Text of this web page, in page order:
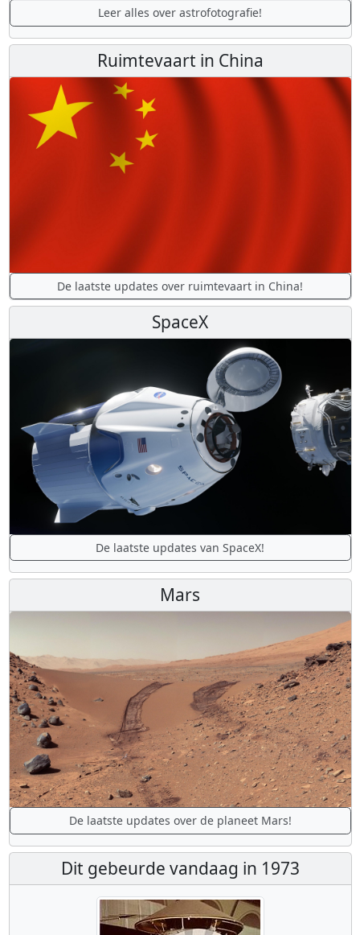
Leer alles over astrofotografie!
Ruimtevaart in China
De laatste updates over ruimtevaart in China!
SpaceX
De laatste updates van SpaceX!
Mars
De laatste updates over de planeet Mars!
Dit gebeurde vandaag in 1973